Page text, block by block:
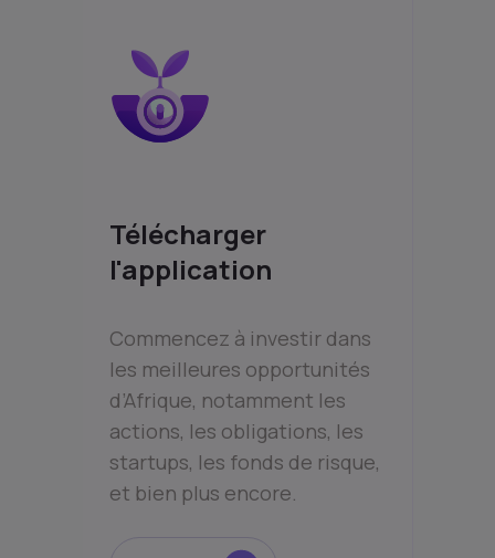
Télécharger
l'application
Commencez à investir dans
les meilleures opportunités
d’Afrique, notamment les
actions, les obligations, les
startups, les fonds de risque,
et bien plus encore.